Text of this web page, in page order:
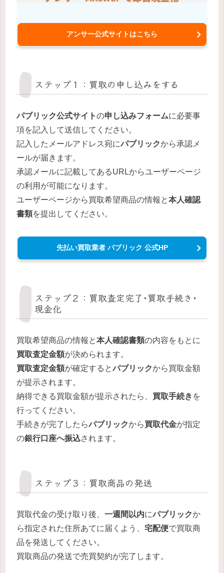
アンサー公式サイトはこちら
ステップ１：買取の申し込みをする
パブリック公式サイトの申し込みフォームに必要事
項を記入して送信してください。
記入したメールアドレス宛にパブリックから承認メ
ールが届きます。
承認メールに記載してあるURLからユーザーページ
の利用が可能になります。
ユーザーページから買取希望商品の情報と本人確認
書類を提出してください。
先払い買取業者 パブリック 公式HP
ステップ２：買取査定完了･買取手続き･
現金化
買取希望商品の情報と本人確認書類の内容をもとに
買取査定金額が決められます。
買取査定金額が確定するとパブリックから買取金額
が提示されます。
納得できる買取金額が提示されたら、 買取手続き を
行ってください。
手続きが完了したらパブリックから買取代金が指定
の銀行口座へ振込されます。
ステップ３：買取商品の発送
買取代金の受け取り後、 一週間以内にパブリックか
ら指定された住所あてに届くよう、 宅配便で買取商
品を発送してください。
買取商品の発送で売買契約が完了します。